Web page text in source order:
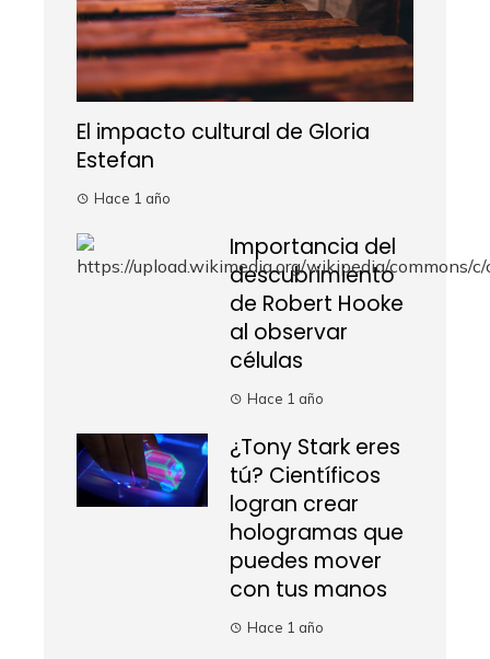
El impacto cultural de Gloria
Estefan
Hace 1 año
Importancia del
descubrimiento
de Robert Hooke
al observar
células
Hace 1 año
¿Tony Stark eres
tú? Científicos
logran crear
hologramas que
puedes mover
con tus manos
Hace 1 año